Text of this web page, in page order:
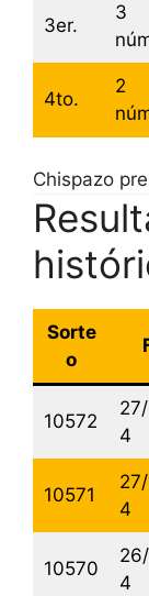
3er.
3
4to.
2
Chispazo
Sorte
o
10572
4
10571
4
10570
4